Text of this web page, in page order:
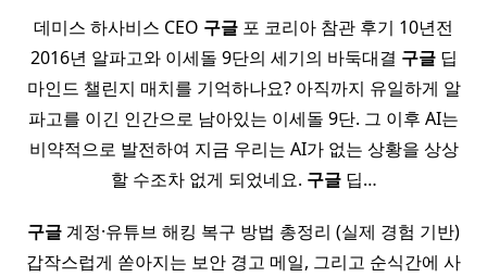
데미스 하사비스 CEO 구글 포 코리아 참관 후기 10년전
2016년 알파고와 이세돌 9단의 세기의 바둑대결 구글딥
마인드 챌린지 매치를 기억하나요? 아직까지 유일하게 알
파고를 이긴 인간으로 남아있는 이세돌 9단. 그 이후 AI는
비약적으로 발전하여 지금 우리는 AI가 없는 상황을 상상
할 수조차 없게 되었네요. 구글딥…
구글계정·유튜브 해킹 복구 방법 총정리 (실제 경험 기반)
갑작스럽게 쏟아지는 보안 경고 메일, 그리고 순식간에 사